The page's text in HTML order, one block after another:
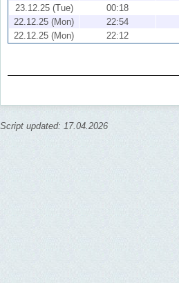
23.12.25 (Tue)
00:18
22.12.25 (Mon)
22:54
22.12.25 (Mon)
22:12
Script updated: 17.04.2026